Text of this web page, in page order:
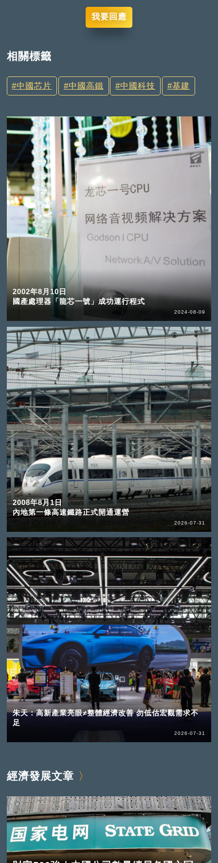
我要回應
相關標籤
中國芯片 中國高鐵 中國科技 基建
2002年8月10日
國產處理器「龍芯一號」成功運行程式
2024-08-09
2008年8月1日
內地第一條高速鐵路正式開通運營
2026-07-31
朱天：高新產業亮眼≠整體經濟改善 勿低估宏觀需求不
足
2026-07-31
經濟發展文章